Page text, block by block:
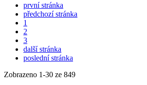
první stránka
předchozí stránka
1
2
3
další stránka
poslední stránka
Zobrazeno 1-30 ze 849